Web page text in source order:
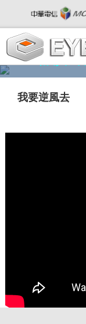
精彩影
我要逆風去